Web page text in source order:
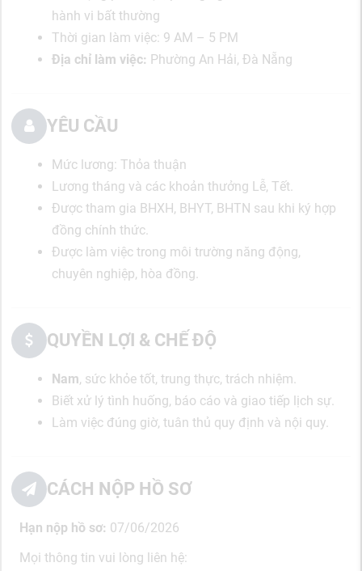
hành vi bất thường
Thời gian làm việc: 9 AM – 5 PM
Địa chỉ làm việc: Phường An Hải, Đà Nẵng
YÊU CẦU
Mức lương: Thỏa thuận
Lương tháng và các khoản thưởng Lễ, Tết.
Được tham gia BHXH, BHYT, BHTN sau khi ký hợp
đồng chính thức.
Được làm việc trong môi trường năng động,
chuyên nghiệp, hòa đồng.
QUYỀN LỢI & CHẾ ĐỘ
Nam, sức khỏe tốt, trung thực, trách nhiệm.
Biết xử lý tình huống, báo cáo và giao tiếp lịch sự.
Làm việc đúng giờ, tuân thủ quy định và nội quy.
CÁCH NỘP HỒ SƠ
Hạn nộp hồ sơ: 07/06/2026
Mọi thông tin vui lòng liên hệ: